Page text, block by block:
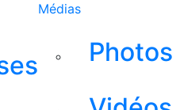
Médias
Photos